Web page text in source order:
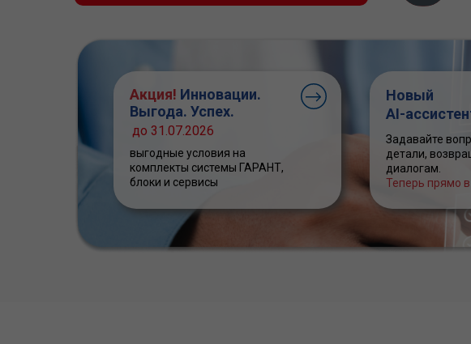
Акция! Инновации.
Выгода. Успех.
выгодные условия на
комплекты системы ГАРАНТ,
блоки и сервисы
до 31.07.2026
Новый
AI-
Задавайте
детали,
диалогам.
Теперь прямо